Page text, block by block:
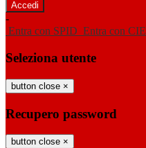
-
Entra con SPID Entra con CIE
Seleziona utente
button close ×
Recupero password
button close ×